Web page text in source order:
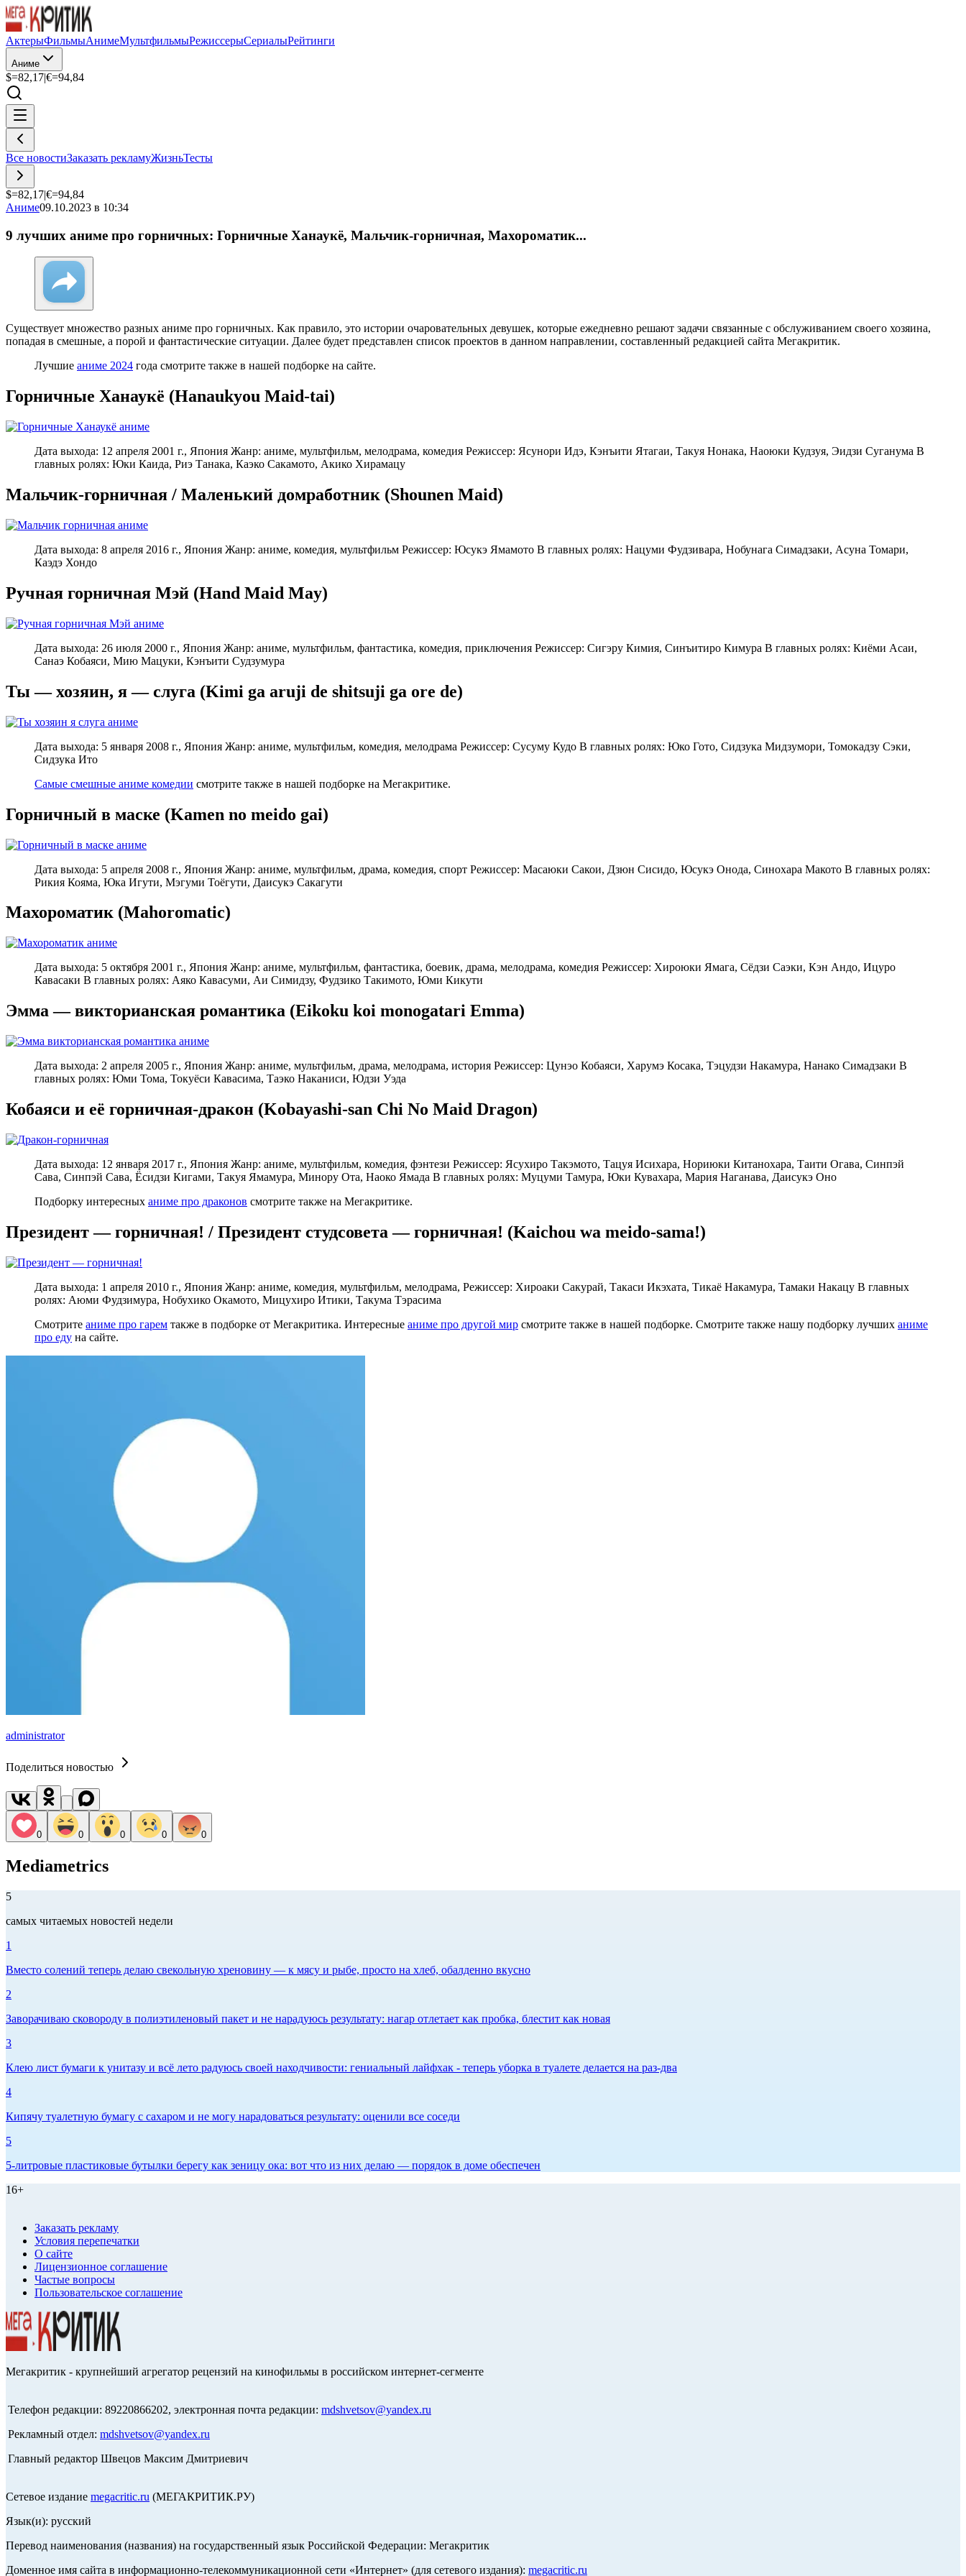
АктерыФильмыАнимеМультфильмыРежиссерыСериалыРейтинги
Аниме
$=82,17|€=94,84
Все новостиЗаказать рекламуЖизньТесты
$=82,17|€=94,84
Аниме09.10.2023 в 10:34
9 лучших аниме про горничных: Горничные Ханаукё, Мальчик-горничная, Махороматик...
Существует множество разных аниме про горничных. Как правило, это истории очаровательных девушек, которые ежедневно решают задачи связанные с обслуживанием своего хозяина,
попадая в смешные, а порой и фантастические ситуации. Далее будет представлен список проектов в данном направлении, составленный редакцией сайта Мегакритик.
Лучшие аниме 2024 года смотрите также в нашей подборке на сайте.
Горничные Ханаукё (Hanaukyou Maid-tai)
Дата выхода: 12 апреля 2001 г., Япония Жанр: аниме, мультфильм, мелодрама, комедия Режиссер: Ясунори Идэ, Кэнъити Ятагаи, Такуя Нонака, Наоюки Кудзуя, Эидзи Суганума В
главных ролях: Юки Каида, Риэ Танака, Каэко Сакамото, Акико Хирамацу
Мальчик-горничная / Маленький домработник (Shounen Maid)
Дата выхода: 8 апреля 2016 г., Япония Жанр: аниме, комедия, мультфильм Режиссер: Юсукэ Ямамото В главных ролях: Нацуми Фудзивара, Нобунага Симадзаки, Асуна Томари,
Каэдэ Хондо
Ручная горничная Мэй (Hand Maid May)
Дата выхода: 26 июля 2000 г., Япония Жанр: аниме, мультфильм, фантастика, комедия, приключения Режиссер: Сигэру Кимия, Синъитиро Кимура В главных ролях: Киёми Асаи,
Санаэ Кобаяси, Мию Мацуки, Кэнъити Судзумура
Ты — хозяин, я — слуга (Kimi ga aruji de shitsuji ga ore de)
Дата выхода: 5 января 2008 г., Япония Жанр: аниме, мультфильм, комедия, мелодрама Режиссер: Сусуму Кудо В главных ролях: Юко Гото, Сидзука Мидзумори, Томокадзу Сэки,
Сидзука Ито
Самые смешные аниме комедии смотрите также в нашей подборке на Мегакритике.
Горничный в маске (Kamen no meido gai)
Дата выхода: 5 апреля 2008 г., Япония Жанр: аниме, мультфильм, драма, комедия, спорт Режиссер: Масаюки Сакои, Дзюн Сисидо, Юсукэ Онода, Синохара Макото В главных ролях:
Рикия Кояма, Юка Игути, Мэгуми Тоёгути, Даисукэ Сакагути
Махороматик (Mahoromatic)
Дата выхода: 5 октября 2001 г., Япония Жанр: аниме, мультфильм, фантастика, боевик, драма, мелодрама, комедия Режиссер: Хироюки Ямага, Сёдзи Саэки, Кэн Андо, Ицуро
Кавасаки В главных ролях: Аяко Кавасуми, Аи Симидзу, Фудзико Такимото, Юми Кикути
Эмма — викторианская романтика (Eikoku koi monogatari Emma)
Дата выхода: 2 апреля 2005 г., Япония Жанр: аниме, мультфильм, драма, мелодрама, история Режиссер: Цунэо Кобаяси, Харумэ Косака, Тэцудзи Накамура, Нанако Симадзаки В
главных ролях: Юми Тома, Токуёси Кавасима, Таэко Наканиси, Юдзи Уэда
Кобаяси и её горничная-дракон (Kobayashi-san Chi No Maid Dragon)
Дата выхода: 12 января 2017 г., Япония Жанр: аниме, мультфильм, комедия, фэнтези Режиссер: Ясухиро Такэмото, Тацуя Исихара, Нориюки Китанохара, Таити Огава, Синпэй
Сава, Синпэй Сава, Ёсидзи Кигами, Такуя Ямамура, Минору Ота, Наоко Ямада В главных ролях: Муцуми Тамура, Юки Кувахара, Мария Наганава, Даисукэ Оно
Подборку интересных аниме про драконов смотрите также на Мегакритике.
Президент — горничная! / Президент студсовета — горничная! (Kaichou wa meido-sama!)
Дата выхода: 1 апреля 2010 г., Япония Жанр: аниме, комедия, мультфильм, мелодрама, Режиссер: Хироаки Сакурай, Такаси Икэхата, Тикаё Накамура, Тамаки Накацу В главных
ролях: Аюми Фудзимура, Нобухико Окамото, Мицухиро Итики, Такума Тэрасима
Смотрите аниме про гарем также в подборке от Мегакритика. Интересные аниме про другой мир смотрите также в нашей подборке. Смотрите также нашу подборку лучших аниме
про еду на сайте.
administrator
Поделиться новостью
0 0 0 0 0
Mediametrics
5
самых читаемых новостей недели
1
Вместо солений теперь делаю свекольную хреновину — к мясу и рыбе, просто на хлеб, обалденно вкусно
2
Заворачиваю сковороду в полиэтиленовый пакет и не нарадуюсь результату: нагар отлетает как пробка, блестит как новая
3
Клею лист бумаги к унитазу и всё лето радуюсь своей находчивости: гениальный лайфхак - теперь уборка в туалете делается на раз-два
4
Кипячу туалетную бумагу с сахаром и не могу нарадоваться результату: оценили все соседи
5
5-литровые пластиковые бутылки берегу как зеницу ока: вот что из них делаю — порядок в доме обеспечен
16+
Заказать рекламу
Условия перепечатки
О сайте
Лицензионное соглашение
Частые вопросы
Пользовательское соглашение
Мегакритик - крупнейший агрегатор рецензий на кинофильмы в российском интернет-сегменте
Телефон редакции: 89220866202, электронная почта редакции: mdshvetsov@yandex.ru
Рекламный отдел: mdshvetsov@yandex.ru
Главный редактор Швецов Максим Дмитриевич
Сетевое издание megacritic.ru (МЕГАКРИТИК.РУ)
Язык(и): русский
Перевод наименования (названия) на государственный язык Российской Федерации: Мегакритик
Доменное имя сайта в информационно-телекоммуникационной сети «Интернет» (для сетевого издания): megacritic.ru